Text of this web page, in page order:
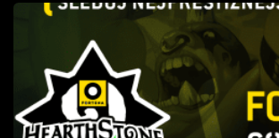
Seriály
Hry